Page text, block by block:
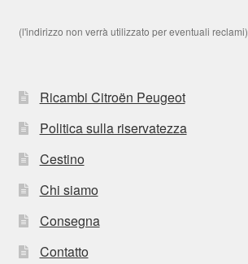
(l'indirizzo non verrà utilizzato per eventuali reclami)
Ricambi Citroën Peugeot
Politica sulla riservatezza
Cestino
Chi siamo
Consegna
Contatto